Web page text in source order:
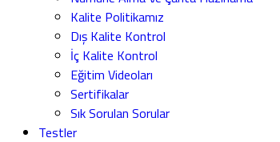
Kalite Politikamız
Dış Kalite Kontrol
İç Kalite Kontrol
Eğitim Videoları
Sertifikalar
Sık Sorulan Sorular
Testler